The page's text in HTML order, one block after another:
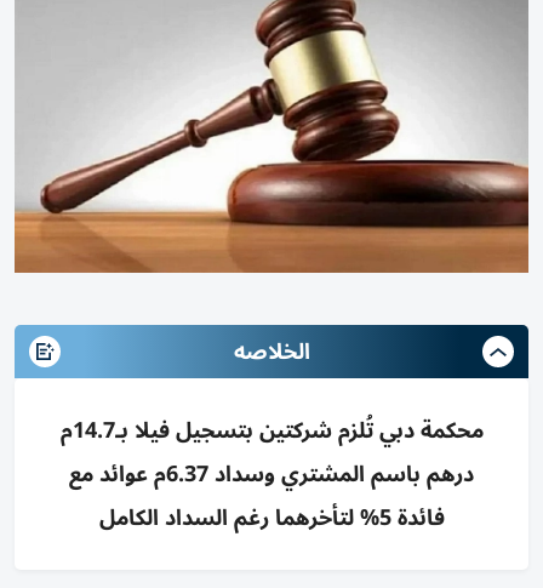
الخلاصه
محكمة دبي تُلزم شركتين بتسجيل فيلا بـ14.7م
درهم باسم المشتري وسداد 6.37م عوائد مع
فائدة 5% لتأخرهما رغم السداد الكامل